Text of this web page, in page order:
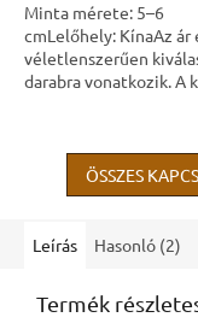
Minta mérete: 5–6
cmLelőhely: KínaAz ár
véletlenszerűen
darabra vonatkozik. A
Természetes sárga
ÖSSZES
Leírás Hasonló (2)
Termék